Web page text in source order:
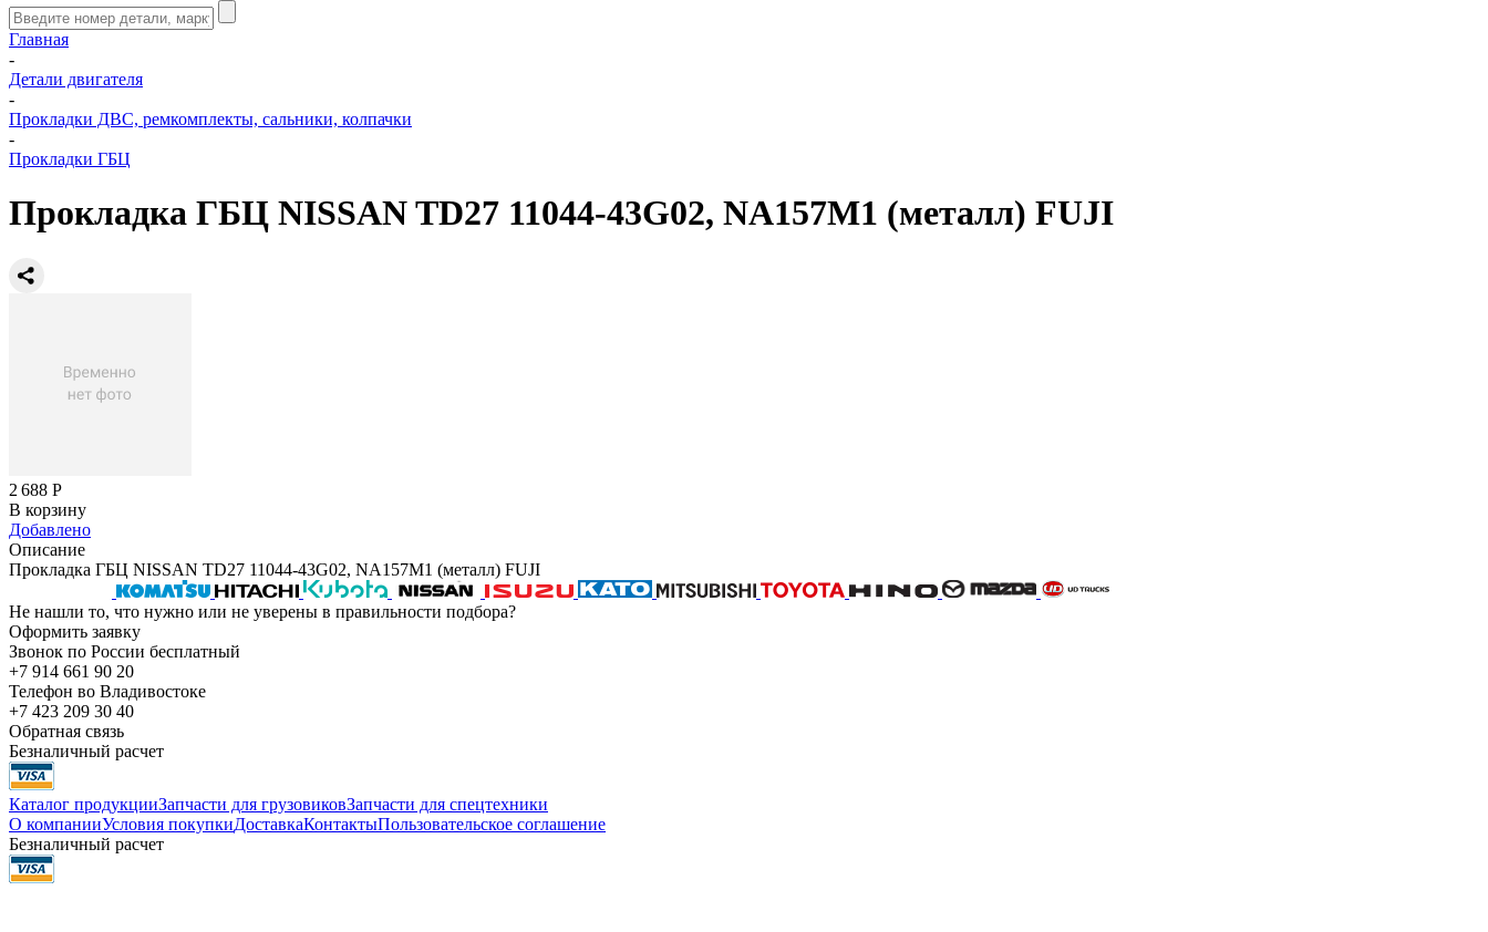
Главная
-
Детали двигателя
-
Прокладки ДВС, ремкомплекты, сальники, колпачки
-
Прокладки ГБЦ
Прокладка ГБЦ NISSAN TD27 11044-43G02, NA157M1 (металл) FUJI
2 688 Р
В корзину
Добавлено
Описание
Прокладка ГБЦ NISSAN TD27 11044-43G02, NA157M1 (металл) FUJI
Не нашли то, что нужно или не уверены в правильности подбора?
Оформить заявку
Звонок по России бесплатный
+7 914 661 90 20
Телефон во Владивостоке
+7 423 209 30 40
Обратная связь
Безналичный расчет
Каталог продукцииЗапчасти для грузовиковЗапчасти для спецтехники
О компанииУсловия покупкиДоставкаКонтактыПользовательское соглашение
Безналичный расчет